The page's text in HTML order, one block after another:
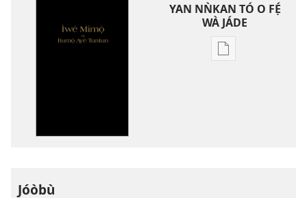
YAN NǸKAN TÓ O FẸ́
WÀ JÁDE
Bó
Jóòbù